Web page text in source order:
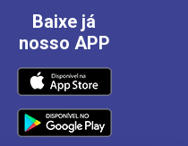
Baixe já
nosso APP